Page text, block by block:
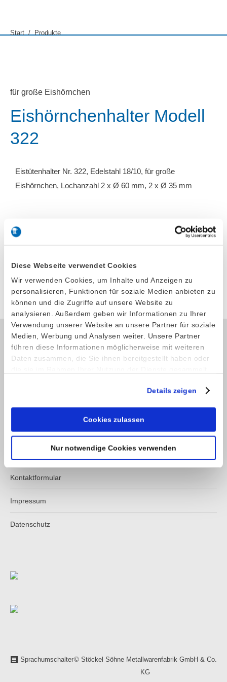
Diese Webseite verwendet Cookies
Wir verwenden Cookies, um Inhalte und Anzeigen zu
personalisieren, Funktionen für soziale Medien anbieten zu
können und die Zugriffe auf unsere Website zu
analysieren. Außerdem geben wir Informationen zu Ihrer
Verwendung unserer Website an unsere Partner für soziale
Medien, Werbung und Analysen weiter. Unsere Partner
führen diese Informationen möglicherweise mit weiteren
Daten zusammen, die Sie ihnen bereitgestellt haben oder
Details zeigen
Cookies zulassen
Nur notwendige Cookies verwenden
Sie befinden sich hier:
Start Produkte
für große Eishörnchen
Eishörnchenhalter Modell
322
Eistütenhalter Nr. 322, Edelstahl 18/10, für große
Eishörnchen, Lochanzahl 2 x Ø 60 mm, 2 x Ø 35 mm
Lochanzahl 2 x Ø 60 mm, 2 x
Ø 35 mm
LxBxH: 215 x 120 x 100 mm
Produkt anfragen
Kontakt
Telefon: +49 (0) 4521 2377
Service
Kontaktformular
Impressum
Datenschutz
Sprachumschalter© Stöckel Söhne Metallwarenfabrik GmbH & Co.
KG